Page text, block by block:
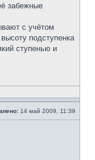
забежные
с учётом
подступенка
ступенью и
14 май 2009, 11:39